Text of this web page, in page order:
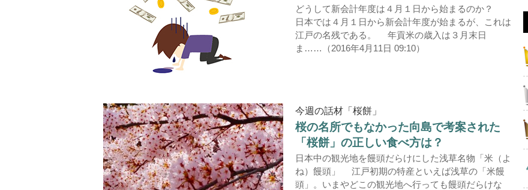
どうして新会計年度は４月１日から始まるのか？
日本では４月１日から新会計年度が始まるが、これは
江戸の名残である。 年貢米の歳入は３月末日
ま……（2016年4月11日 09:10）
今週の話材「桜餅」
桜の名所でもなかった向島で考案された
「桜餅」の正しい食べ方は？
日本中の観光地を饅頭だらけにした浅草名物「米（よ
ね）饅頭」 江戸初期の特産といえば浅草の「米饅
頭」。いまやどこの観光地へ行っても饅頭だらけな